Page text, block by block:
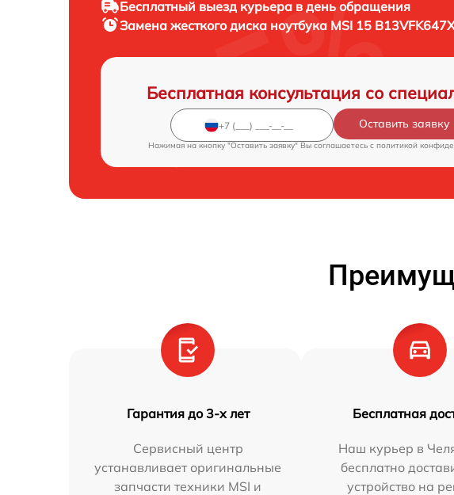
Бесплатный выезд курьера в день обращения
Замена жесткого диска ноутбука MSI 15
Бесплатная консультация со
Оставить заявку
Нажимая на кнопку "Оставить заявку" Вы соглашаетесь c политикой
Гарантия до 3-х лет
Сервисный центр
устанавливает оригинальные
запчасти техники MSI и
Бесплатная
Наш курьер в
бесплатно
устройство на